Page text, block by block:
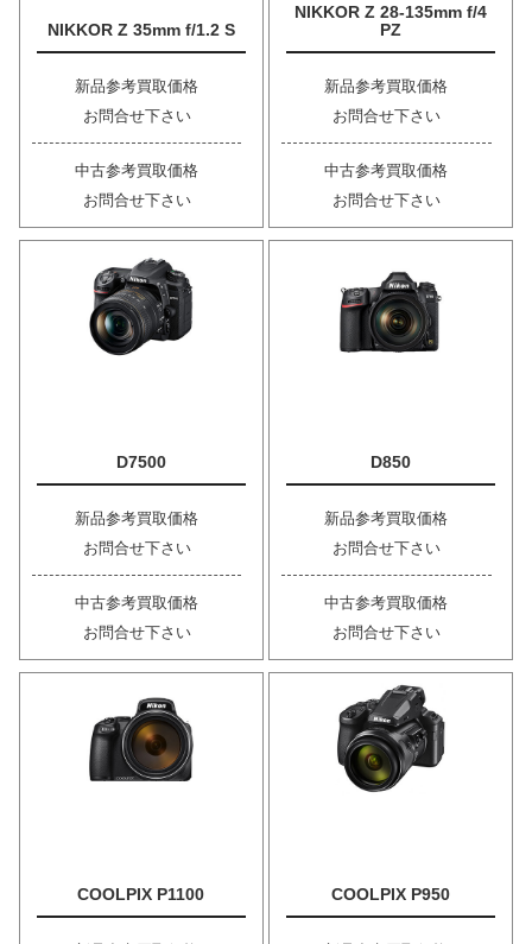
NIKKOR Z 35mm f/1.2 S
新品参考買取価格
お問合せ下さい
中古参考買取価格
お問合せ下さい
NIKKOR Z 28-135mm f/4
PZ
新品参考買取価格
お問合せ下さい
中古参考買取価格
お問合せ下さい
D7500
新品参考買取価格
お問合せ下さい
中古参考買取価格
お問合せ下さい
D850
新品参考買取価格
お問合せ下さい
中古参考買取価格
お問合せ下さい
COOLPIX P1100 COOLPIX P950